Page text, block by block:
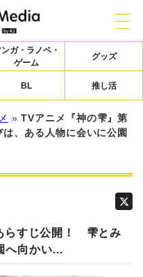
ンガ・ラノベ・
ゲーム
グッズ
BL 推し活
»TVアニメ『神の雫』第
、ある人物に会いに公園
らすじ公開！ 雫とみ
へ向かい…